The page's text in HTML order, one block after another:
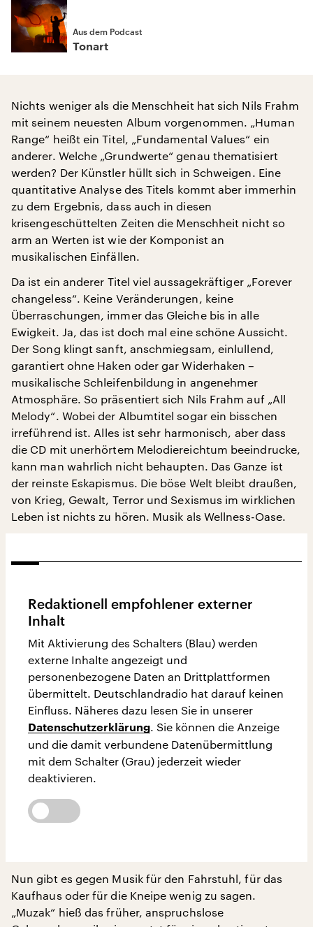
Aus dem Podcast
Tonart
Nichts weniger als die Menschheit hat sich Nils Frahm
mit seinem neuesten Album vorgenommen. „Human
Range“ heißt ein Titel, „Fundamental Values“ ein
anderer. Welche „Grundwerte“ genau thematisiert
werden? Der Künstler hüllt sich in Schweigen. Eine
quantitative Analyse des Titels kommt aber immerhin
zu dem Ergebnis, dass auch in diesen
krisengeschüttelten Zeiten die Menschheit nicht so
arm an Werten ist wie der Komponist an
musikalischen Einfällen.
Da ist ein anderer Titel viel aussagekräftiger „Forever
changeless“. Keine Veränderungen, keine
Überraschungen, immer das Gleiche bis in alle
Ewigkeit. Ja, das ist doch mal eine schöne Aussicht.
Der Song klingt sanft, anschmiegsam, einlullend,
garantiert ohne Haken oder gar Widerhaken –
musikalische Schleifenbildung in angenehmer
Atmosphäre. So präsentiert sich Nils Frahm auf „All
Melody“. Wobei der Albumtitel sogar ein bisschen
irreführend ist. Alles ist sehr harmonisch, aber dass
die CD mit unerhörtem Melodiereichtum beeindrucke,
kann man wahrlich nicht behaupten. Das Ganze ist
der reinste Eskapismus. Die böse Welt bleibt draußen,
von Krieg, Gewalt, Terror und Sexismus im wirklichen
Leben ist nichts zu hören. Musik als Wellness-Oase.
Redaktionell empfohlener externer
Inhalt
Mit Aktivierung des Schalters (Blau) werden
externe Inhalte angezeigt und
personenbezogene Daten an Drittplattformen
übermittelt. Deutschlandradio hat darauf keinen
Einfluss. Näheres dazu lesen Sie in unserer
Datenschutzerklärung. Sie können die Anzeige
und die damit verbundene Datenübermittlung
mit dem Schalter (Grau) jederzeit wieder
deaktivieren.
Nun gibt es gegen Musik für den Fahrstuhl, für das
Kaufhaus oder für die Kneipe wenig zu sagen.
„Muzak“ hieß das früher, anspruchslose